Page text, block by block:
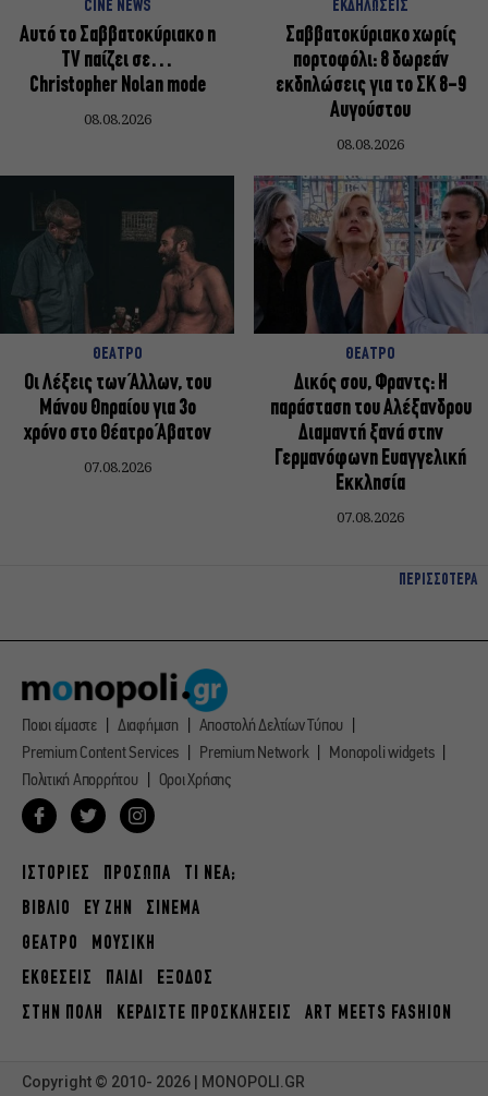
CINE NEWS
Αυτό το Σαββατοκύριακο η
TV παίζει σε…
Christopher Nolan mode
08.08.2026
ΕΚΔΗΛΩΣΕΙΣ
Σαββατοκύριακο χωρίς
πορτοφόλι: 8 δωρεάν
εκδηλώσεις για το ΣΚ 8-9
Αυγούστου
08.08.2026
ΘΕΑΤΡΟ
Οι Λέξεις των Άλλων, του
Μάνου Θηραίου για 3ο
χρόνο στο Θέατρο Άβατον
07.08.2026
ΘΕΑΤΡΟ
Δικός σου, Φραντς: Η
παράσταση του Αλέξανδρου
Διαμαντή ξανά στην
Γερμανόφωνη Ευαγγελική
Εκκλησία
07.08.2026
ΠΕΡΙΣΣΟΤΕΡΑ
Ποιοι είμαστε Διαφήμιση
Αποστολή Δελτίων Τύπου
Premium Content Services
Premium Network
Monopoli widgets
Πολιτική Απορρήτου
Οροι Χρήσης
ΙΣΤΟΡΙΕΣ ΠΡΟΣΩΠΑ
ΤΙ ΝΕΑ;
ΒΙΒΛΙΟ
ΕΥ ΖΗΝ
ΣΙΝΕΜΑ
ΘΕΑΤΡΟ
ΜΟΥΣΙΚΗ
ΕΚΘΕΣΕΙΣ
ΠΑΙΔΙ
ΕΞΟΔΟΣ
ΣΤΗΝ ΠΟΛΗ
ΚΕΡΔΙΣΤΕ ΠΡΟΣΚΛΗΣΕΙΣ ART MEETS FASHION
Copyright © 2010- 2026 | MONOPOLI.GR